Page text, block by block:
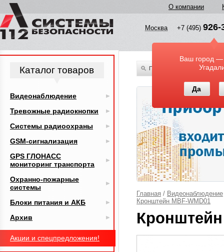
О компании
Москва +7 (495) 926-
Ваш город —
Да
По всему каталогу
Главная / Видеонаблюдение
Кронштейн MBF-WMD01
Кронштейн
Каталог товаров
Видеонаблюдение
Тревожные радиокнопки
Системы радиоохраны
GSM-сигнализация
GPS ГЛОНАСС
мониторинг транспорта
Охранно-пожарные
системы
Блоки питания и АКБ
Архив
Акции и спецпредложения!